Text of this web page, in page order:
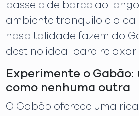
passeio de barco ao
ambiente tranquilo e a
hospitalidade fazem do
destino ideal para relaxar
Experimente o Gabão:
como nenhuma outra
O Gabão oferece uma